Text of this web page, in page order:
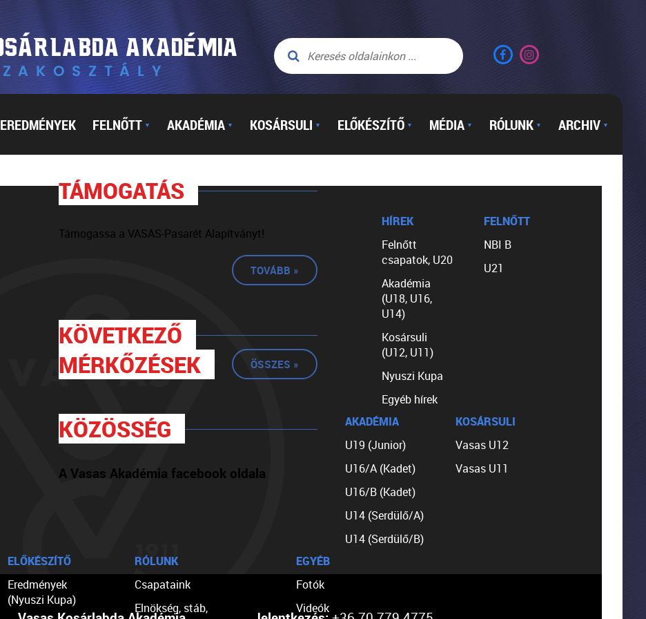
EREDMÉNYEK FELNŐTT ▼ AKADÉMIA ▼ KOSÁRSULI ▼ ELŐKÉSZÍTŐ ▼ MÉDIA ▼ RÓLUNK ▼ ARCHIV ▼
TÁMOGATÁS
Támogassa a VASAS-Pasarét Alapítványt!
TOVÁBB »
KÖVETKEZŐ
MÉRKŐZÉSEK
ÖSSZES »
KÖZÖSSÉG
A Vasas Akadémia facebook oldala
HÍREK
Felnőtt
csapatok, U20
Akadémia
(U18, U16,
U14)
Kosársuli
(U12, U11)
Nyuszi Kupa
Egyéb hírek
FELNŐTT
NBI B
U21
AKADÉMIA
U19 (Junior)
U16/A (Kadet)
U16/B (Kadet)
U14 (Serdülő/A)
U14 (Serdülő/B)
KOSÁRSULI
Vasas U12
Vasas U11
ELŐKÉSZÍTŐ
Eredmények
(Nyuszi Kupa)
RÓLUNK
Csapataink
Elnökség, stáb,
EGYÉB
Fotók
Videók